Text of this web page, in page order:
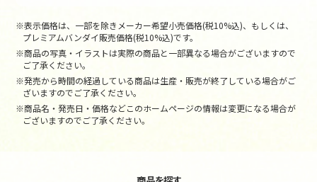
※表示価格は、一部を除きメーカー希望小売価格(税10%込)、もしくは、
プレミアムバンダイ販売価格(税10%込)です。
※商品の写真・イラストは実際の商品と一部異なる場合がございますので
ご了承ください。
※発売から時間の経過している商品は生産・販売が終了している場合がご
ざいますのでご了承ください。
※商品名・発売日・価格などこのホームページの情報は変更になる場合が
ございますのでご了承ください。